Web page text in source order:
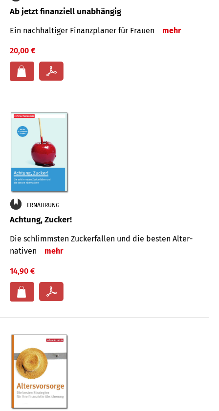
Ab jetzt finanziell unabhängig
Ein nachhaltiger Finanzplaner für Frauen mehr
20,00 €
ERNÄHRUNG
Achtung, Zucker!
Die schlimmsten Zucker­fallen und die besten Alter­
nativen
mehr
14,90 €